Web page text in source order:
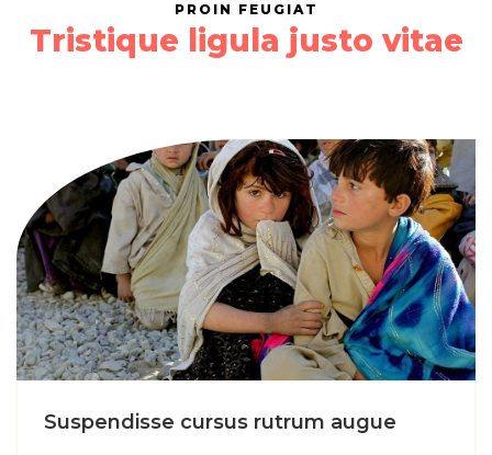
PROIN FEUGIAT
Tristique ligula justo vitae
Suspendisse cursus rutrum augue